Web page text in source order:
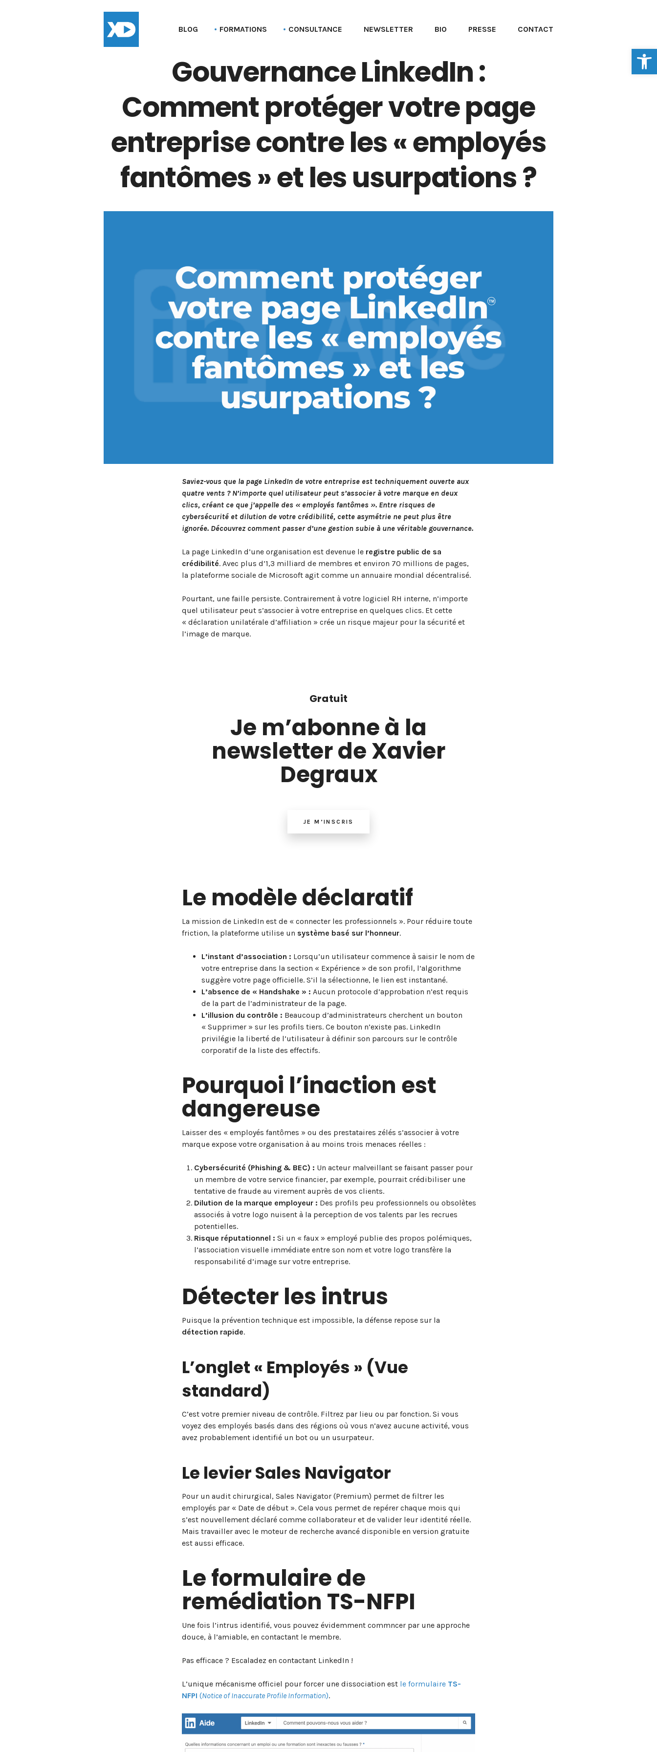
Ouvrir
BLOG FORMATIONS
Formation aux pages Linkedin (entreprise)
Formation LinkedIn Sales Navigator
Formation Employer branding
Formation Bluesky
CONSULTANCE
Parcours Employee advocacy
NEWSLETTER BIO PRESSE CONTACT
Gouvernance LinkedIn :
Comment protéger votre page
entreprise contre les « employés
fantômes » et les usurpations ?
Saviez-vous que la page LinkedIn de votre entreprise est techniquement ouverte aux
quatre vents ? N’importe quel utilisateur peut s’associer à votre marque en deux
clics, créant ce que j’appelle des « employés fantômes ». Entre risques de
cybersécurité et dilution de votre crédibilité, cette asymétrie ne peut plus être
ignorée. Découvrez comment passer d’une gestion subie à une véritable gouvernance.
La page LinkedIn d’une organisation est devenue le registre public de sa
crédibilité. Avec plus d’1,3 milliard de membres et environ 70 millions de pages,
la plateforme sociale de Microsoft agit comme un annuaire mondial décentralisé.
Pourtant, une faille persiste. Contrairement à votre logiciel RH interne, n’importe
quel utilisateur peut s’associer à votre entreprise en quelques clics. Et cette
« déclaration unilatérale d’affiliation » crée un risque majeur pour la sécurité et
l’image de marque.
Gratuit
Je m’abonne à la
newsletter de Xavier
Degraux
JE M’INSCRIS
Le modèle déclaratif
La mission de LinkedIn est de « connecter les professionnels ». Pour réduire toute
friction, la plateforme utilise un système basé sur l’honneur.
L’instant d’association : Lorsqu’un utilisateur commence à saisir le nom de
votre entreprise dans la section « Expérience » de son profil, l’algorithme
suggère votre page officielle. S’il la sélectionne, le lien est instantané.
L’absence de « Handshake » : Aucun protocole d’approbation n’est requis
de la part de l’administrateur de la page.
L’illusion du contrôle : Beaucoup d’administrateurs cherchent un bouton
« Supprimer » sur les profils tiers. Ce bouton n’existe pas. LinkedIn
privilégie la liberté de l’utilisateur à définir son parcours sur le contrôle
corporatif de la liste des effectifs.
Pourquoi l’inaction est
dangereuse
Laisser des « employés fantômes » ou des prestataires zélés s’associer à votre
marque expose votre organisation à au moins trois menaces réelles :
Cybersécurité (Phishing & BEC) : Un acteur malveillant se faisant passer pour
un membre de votre service financier, par exemple, pourrait crédibiliser une
tentative de fraude au virement auprès de vos clients.
Dilution de la marque employeur : Des profils peu professionnels ou obsolètes
associés à votre logo nuisent à la perception de vos talents par les recrues
potentielles.
Risque réputationnel : Si un « faux » employé publie des propos polémiques,
l’association visuelle immédiate entre son nom et votre logo transfère la
responsabilité d’image sur votre entreprise.
Détecter les intrus
Puisque la prévention technique est impossible, la défense repose sur la
détection rapide.
L’onglet « Employés » (Vue
standard)
C’est votre premier niveau de contrôle. Filtrez par lieu ou par fonction. Si vous
voyez des employés basés dans des régions où vous n’avez aucune activité, vous
avez probablement identifié un bot ou un usurpateur.
Le levier Sales Navigator
Pour un audit chirurgical, Sales Navigator (Premium) permet de filtrer les
employés par « Date de début ». Cela vous permet de repérer chaque mois qui
s’est nouvellement déclaré comme collaborateur et de valider leur identité réelle.
Mais travailler avec le moteur de recherche avancé disponible en version gratuite
est aussi efficace.
Le formulaire de
remédiation TS-NFPI
Une fois l’intrus identifié, vous pouvez évidemment commncer par une approche
douce, à l’amiable, en contactant le membre.
Pas efficace ? Escaladez en contactant LinkedIn !
L’unique mécanisme officiel pour forcer une dissociation est le formulaire TS-
NFPI (Notice of Inaccurate Profile Information).